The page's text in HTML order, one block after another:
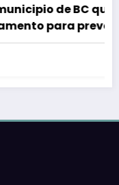
BC que
prevenir